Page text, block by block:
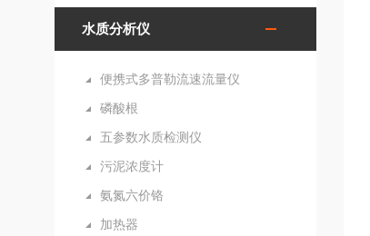
水质分析仪
便携式多普勒流速流量仪
磷酸根
五参数水质检测仪
污泥浓度计
氨氮六价铬
加热器